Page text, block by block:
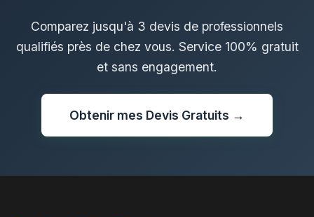
Comparez jusqu'à 3 devis de professionnels
qualifiés près de chez vous. Service 100% gratuit
et sans engagement.
Obtenir mes Devis Gratuits →